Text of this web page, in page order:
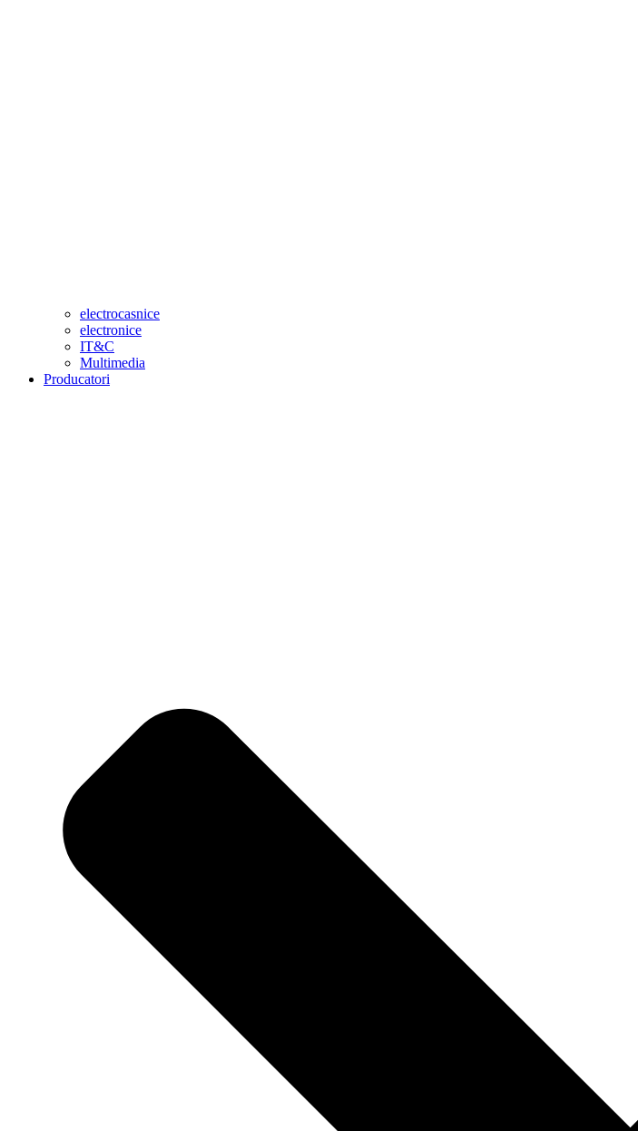
electrocasnice
electronice
IT&C
Multimedia
Producatori